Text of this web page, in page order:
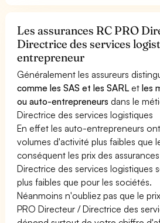
Les assurances RC PRO
Directrice des services
entrepreneur
Généralement les assureurs
comme les SAS et les SARL etles
ou auto-entrepreneurs dans le
Directrice des services logistiques
En effet les auto-entrepreneurs
volumes d'activité plus faibles que
conséquent les prix des
Directrice des services logistiques
plus faibles que pour les sociétés.
Néanmoins n'oubliez pas que le
PRO Directeur / Directrice des